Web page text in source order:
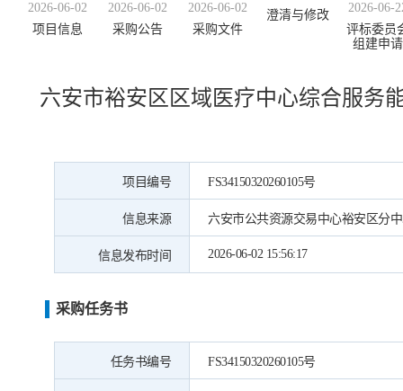
2026-06-02
项目信息
2026-06-02
采购公告
2026-06-02
采购文件
澄清与修改
2026-06-
评标委员
组建申请
六安市裕安区区域医疗中心综合服务
项目编号 FS34150320260105号
信息来源 六安市公共资源交易中心裕安区分
信息发布时间 2026-06-02 15:56:17
采购任务书
任务书编号 FS34150320260105号